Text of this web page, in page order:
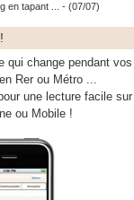
en tapant ... - (07/07)
qui change pendant vos
Rer ou Métro ...
une lecture facile sur
ou Mobile !